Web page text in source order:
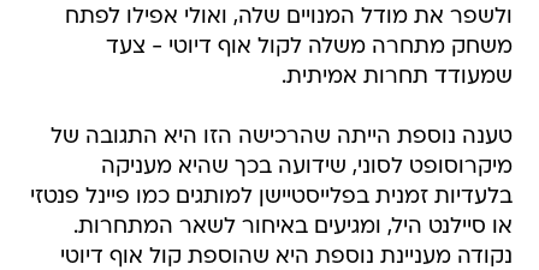
ולשפר את מודל המנויים שלה, ואולי אפילו לפתח
משחק מתחרה משלה לקול אוף דיוטי - צעד
שמעודד תחרות אמיתית.
טענה נוספת הייתה שהרכישה הזו היא התגובה של
מיקרוסופט לסוני, שידועה בכך שהיא מעניקה
בלעדיות זמנית בפלייסטיישן למותגים כמו פיינל פנטזי
או סיילנט היל, ומגיעים באיחור לשאר המתחרות.
נקודה מעניינת נוספת היא שהוספת קול אוף דיוטי